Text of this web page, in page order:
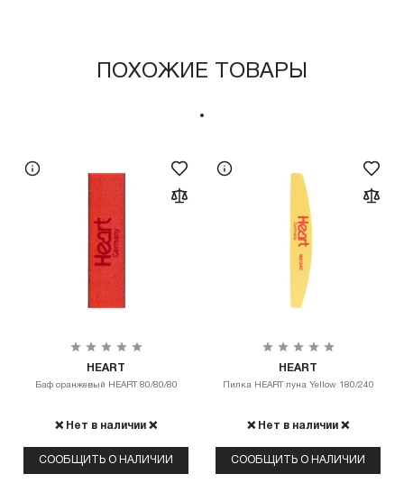
ПОХОЖИЕ ТОВАРЫ
HEART
Баф оранжевый HEART 80/80/80
❌ Нет в наличии ❌
СООБЩИТЬ О НАЛИЧИИ
HEART
Пилка HEART луна Yellow 180/240
❌ Нет в наличии ❌
СООБЩИТЬ О НАЛИЧИИ